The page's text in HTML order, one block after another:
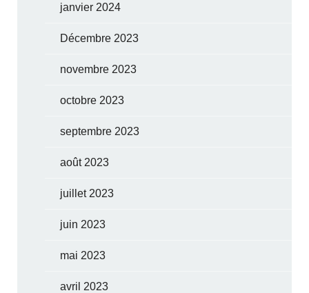
janvier 2024
Décembre 2023
novembre 2023
octobre 2023
septembre 2023
août 2023
juillet 2023
juin 2023
mai 2023
avril 2023